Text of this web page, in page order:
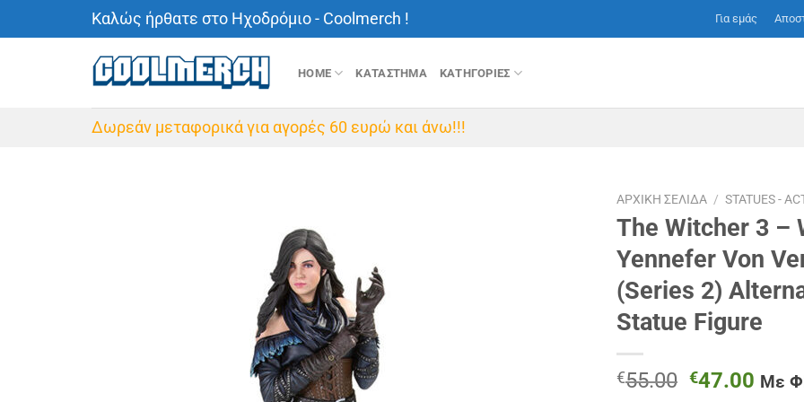
Καλώς ήρθατε στο Ηχοδρόμιο - Coolmerch ! Για εμάς
HOME ΚΑΤΑΣΤΗΜΑ ΚΑΤΗΓΟΡΙΕΣ
Δωρεάν μεταφορικά για αγορές 60 ευρώ και άνω!!!
ΑΡΧΙΚΉ ΣΕΛΊΔΑ / STATUES -
The Witcher 3 –
Yennefer Von
(Series 2)
Statue Figure
€55.00 Original
€47.00 Η
Με